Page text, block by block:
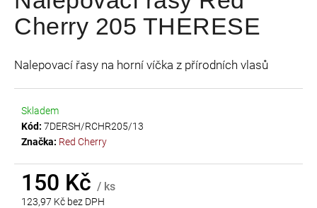
je
0,0
hvězdiček.
Cherry 205 THERESE
Nalepovací řasy na horní víčka z přírodních vlasů
Skladem
Kód: 7DERSH/RCHR205/13
Značka: Red Cherry
150 Kč / ks
123,97 Kč bez DPH
a
j
t
?
HLEDAT